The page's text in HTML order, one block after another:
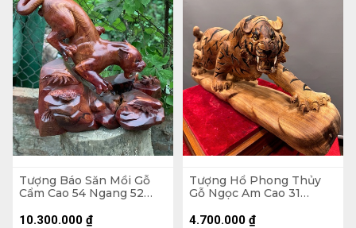
Tượng Báo Săn Mồi Gỗ
Cẩm Cao 54 Ngang 52
10.300.000 ₫
Tượng Hổ Phong Thủy
Gỗ Ngọc Am Cao 31
4.700.000 ₫